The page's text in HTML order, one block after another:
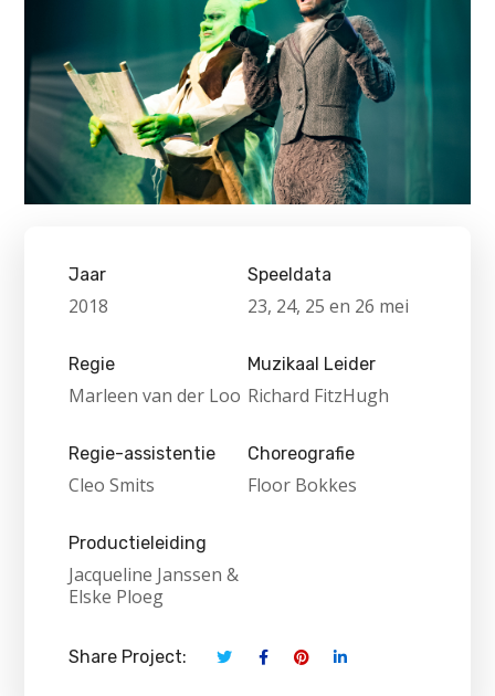
Jaar
2018
Speeldata
23, 24, 25 en 26 mei
Regie
Marleen van der Loo
Muzikaal Leider
Richard FitzHugh
Regie-assistentie
Cleo Smits
Choreografie
Floor Bokkes
Productieleiding
Jacqueline Janssen &
Elske Ploeg
Share Project: